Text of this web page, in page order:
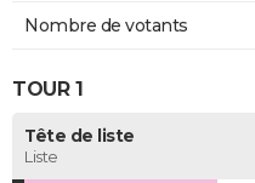
Nombre de votants
TOUR 1
Tête de liste
Liste